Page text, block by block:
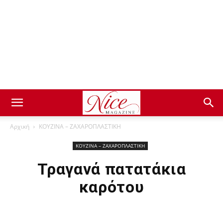
Αρχική ΚΟΥΖΙΝΑ – ΖΑΧΑΡΟΠΛΑΣΤΙΚΗ
ΚΟΥΖΙΝΑ – ΖΑΧΑΡΟΠΛΑΣΤΙΚΗ
Τραγανά πατατάκια
καρότου